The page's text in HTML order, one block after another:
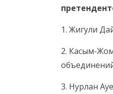
1. Жигули
2. Касым-
3. Нурлан